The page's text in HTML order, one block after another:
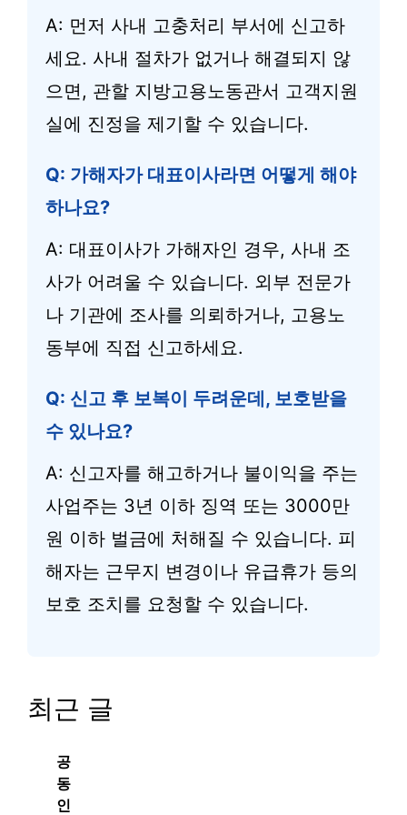
A: 먼저 사내 고충처리 부서에 신고하
세요. 사내 절차가 없거나 해결되지 않
으면, 관할 지방고용노동관서 고객지원
실에 진정을 제기할 수 있습니다.
Q: 가해자가 대표이사라면 어떻게 해야
하나요?
A: 대표이사가 가해자인 경우, 사내 조
사가 어려울 수 있습니다. 외부 전문가
나 기관에 조사를 의뢰하거나, 고용노
동부에 직접 신고하세요.
Q: 신고 후 보복이 두려운데, 보호받을
수 있나요?
A: 신고자를 해고하거나 불이익을 주는
사업주는 3년 이하 징역 또는 3000만
원 이하 벌금에 처해질 수 있습니다. 피
해자는 근무지 변경이나 유급휴가 등의
보호 조치를 요청할 수 있습니다.
최근 글
공
동
인